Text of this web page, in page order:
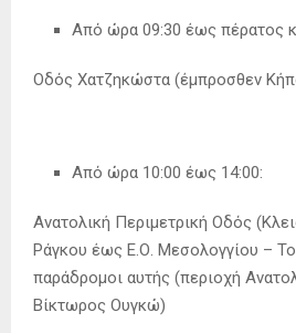
Από ώρα 09:30 έως πέρατος
Οδός Χατζηκώστα (έμπροσθεν
Από ώρα 10:00 έως 14:00:
Ανατολική Περιμετρική Οδός
Ράγκου έως Ε.Ο. Μεσολογγίου –
παράδρομοι αυτής (περιοχή
Βίκτωρος Ουγκώ)